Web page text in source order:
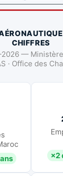
CHIFFRES
—
· Office des
×2